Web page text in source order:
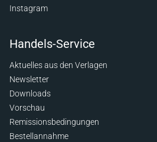
Instagram
Handels-Service
Aktuelles aus den Verlagen
Newsletter
Downloads
Vorschau
Remissionsbedingungen
Bestellannahme